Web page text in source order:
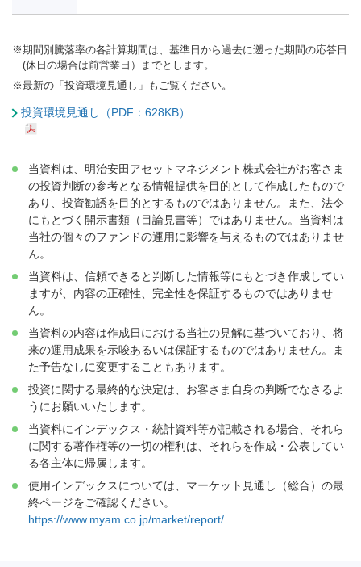
※期間別騰落率の各計算期間は、基準日から過去に遡った期間の応答日
(休日の場合は前営業日）までとします。
※最新の「投資環境見通し」もご覧ください。
投資環境見通し（PDF：628KB）
当資料は、明治安田アセットマネジメント株式会社がお客さま
の投資判断の参考となる情報提供を目的として作成したもので
あり、投資勧誘を目的とするものではありません。また、法令
にもとづく開示書類（目論見書等）ではありません。当資料は
当社の個々のファンドの運用に影響を与えるものではありませ
ん。
当資料は、信頼できると判断した情報等にもとづき作成してい
ますが、内容の正確性、完全性を保証するものではありませ
ん。
当資料の内容は作成日における当社の見解に基づいており、将
来の運用成果を示唆あるいは保証するものではありません。ま
た予告なしに変更することもあります。
投資に関する最終的な決定は、お客さま自身の判断でなさるよ
うにお願いいたします。
当資料にインデックス・統計資料等が記載される場合、それら
に関する著作権等の一切の権利は、それらを作成・公表してい
る各主体に帰属します。
使用インデックスについては、マーケット見通し（総合）の最
終ページをご確認ください。
https://www.myam.co.jp/market/report/